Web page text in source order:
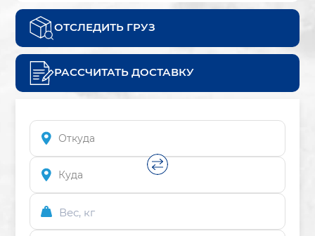
ОТСЛЕДИТЬ ГРУЗ
РАССЧИТАТЬ ДОСТАВКУ
Вес, кг